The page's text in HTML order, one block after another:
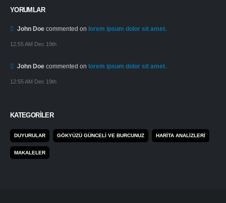
YORUMLAR
John Doe commented on lorem ipsum dolor sit amet.
12:55 AM Dec 19th
John Doe commented on lorem ipsum dolor sit amet.
12:55 AM Dec 19th
KATEGORILER
DUYURULAR GÖKYÜZÜ GÜNCELI VE BURCUNUZ HARITA ANALIZLERI
MAKALELER